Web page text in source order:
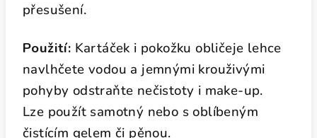
přesušení.
Použití: Kartáček i pokožku obličeje lehce
navlhčete vodou a jemnými krouživými
pohyby odstraňte nečistoty i make-up.
Lze použít samotný nebo s oblíbeným
čistícím gelem či pěnou.